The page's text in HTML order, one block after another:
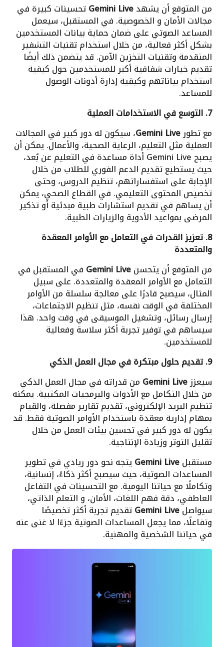
من المتوقع أن يشهدGemini Liveتحسينات كبيرة في
مجالات الأمان و الخصوصية. في المستقبل، سيعمل
المساعد الصوتي على ضمان حماية بيانات المستخدمين
بشكل أكثر فعالية، من خلال استخدام تقنيات التشفير
المتقدمة وتقنيات التخزين الآمن. قد يتضمن ذلك أيضًا
تقديم خيارات شفافية أكبر للمستخدمين حول كيفية
استخدام بياناتهم وكيفية إدارة أذونات الوصول
للمساعد.
7. التوسع في الاستخدامات العملية
مع تطورGemini Live، سيكون له دور كبير في المجالات
العملية مثل التعليم، الرعاية الصحية، والأعمال. يمكن أن
يصبح Gemini Live أداة مساعدة في التعليم عن بُعد،
حيث يستطيع تقديم الدعم الفوري للطلاب من خلال
الإجابة على استفساراتهم، تنظيم الدروس، وحتى
تخصيص المحتوى التعليمي. في القطاع الصحي، يمكن
أن يساهم في تقديم استشارات طبية مبدئية أو تذكير
المرضى بمواعيد الأدوية والزيارات الطبية.
8. تعزيز القدرات في التعامل مع الأوامر المعقدة
والمتعددة
من المتوقع أن يتحسنGemini Live في المستقبل في
التعامل مع الأوامر المعقدة والمتعددة. على سبيل
المثال، سيصبح قادرًا على معالجة سلسلة من الأوامر
المختلفة في الوقت نفسه، مثل تنظيم الاجتماعات،
إرسال رسائل، وتشغيل الموسيقى في وقت واحد. هذا
سيساهم في توفير تجربة أكثر سلاسة وفعالية
للمستخدمين.
9. تقديم حلول مبتكرة في مجال العمل الذكي
سيعززGemini Live من قدراته في مجال العمل الذكي
من خلال التكامل مع الأدوات والبرمجيات المكتبية. يمكنه
تنظيم البريد الإلكتروني، تقديم تقارير مفصلة، والقيام
بمهام إدارية معقدة باستخدام الأوامر الصوتية فقط. قد
يكون له دور كبير في تحسين بيئات العمل من خلال
تقليل التوتر وزيادة الإنتاجية.
مستقبلGemini Liveيتجه نحو دور ريادي في تطوير
المساعدات الصوتية، حيث سيصبح أكثر ذكاءً، إنسانية،
وتكاملًا مع حياتنا اليومية. مع التحسينات في التفاعل
العاطفي، دقة فهم اللغات، الأمان، و التعلم الذاتي،
سيواصلGemini Liveتقديم تجربة أكثر تخصيصًا
وتفاعلًا، مما يجعل المساعدات الصوتية جزءًا لا غنى عنه
في حياتنا الشخصية والمهنية.